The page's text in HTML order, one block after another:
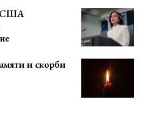
США
и скорби